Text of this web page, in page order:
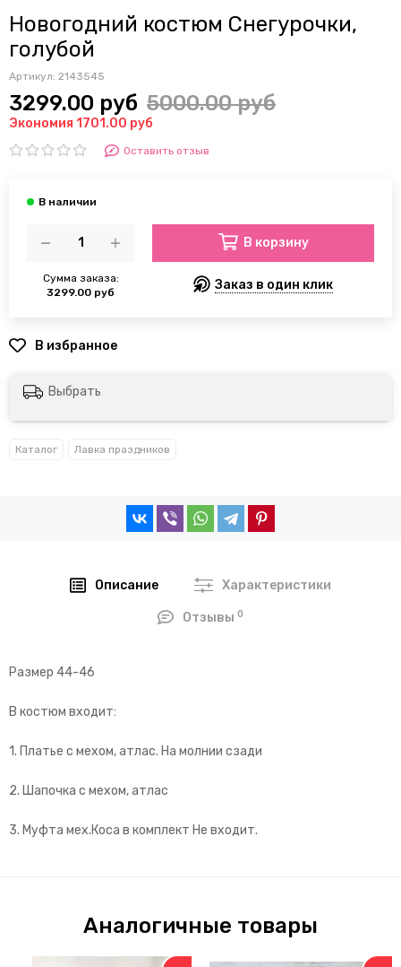
Новогодний костюм Снегурочки,
голубой
Артикул: 2143545
3299.00 руб 5000.00 руб
Экономия 1701.00 руб
Оставить отзыв
Сумма заказа:
3299.00 руб
В корзину
Заказ в один клик
Выбрать
Каталог Лавка праздников
Описание Характеристики
Отзывы0
Размер 44-46
В костюм входит:
1. Платье с мехом, атлас. На молнии сзади
2. Шапочка с мехом, атлас
3. Муфта мех.Коса в комплект Не входит.
Аналогичные товары